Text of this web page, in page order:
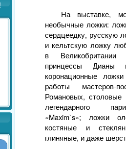
На выставке,
необычные ложки:
сердцеедку, русскую
и кельтскую ложку
в
принцессы Дианы
коронационные
работы мастеров-
Романовых, столовые
легендарного
«Maxim`s»; ложки
костяные и
глиняные, и даже